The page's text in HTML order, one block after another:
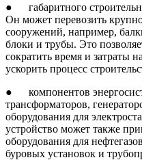
● габаритного
Он может перевозить
сооружений, например,
блоки и трубы. Это
сократить время и затраты
ускорить процесс
● компонентов
трансформаторов,
оборудования для
устройство может также
оборудования для
буровых установок и